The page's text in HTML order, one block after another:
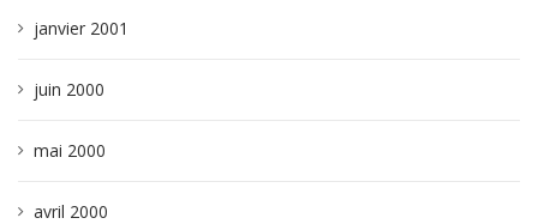
janvier 2001
juin 2000
mai 2000
avril 2000